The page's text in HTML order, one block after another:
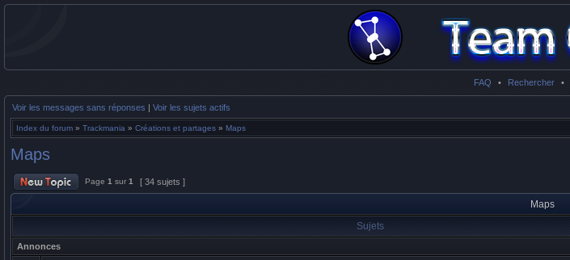
FAQ • Rechercher •
Voir les messages sans réponses | Voir les sujets actifs
Index du forum » Trackmania » Créations et partages » Maps
Maps
Page 1 sur 1 [ 34 sujets ]
Maps
Sujets
Annonces